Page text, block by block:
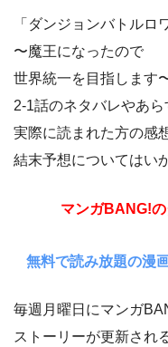
「ダンジョンバトルロ
〜魔王になったので
世界統一を目指します〜
2-1話のネタバレやあら
実際に読まれた方の感
結末予想についてはい
マンガBANG!
無料で読み放題の漫
毎週月曜日にマンガ
ストーリーが更新され